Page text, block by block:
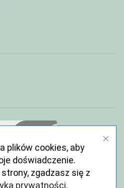
plików cookies, aby
doświadczenie.
zgadzasz się z
prywatności.